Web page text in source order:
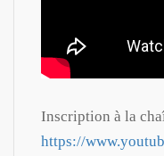
Inscription à la
https://